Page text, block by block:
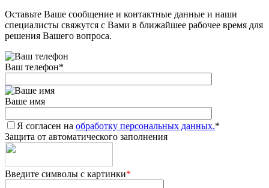
Оставьте Ваше сообщение и контактные данные и наши
специалисты свяжутся с Вами в ближайшее рабочее время для
решения Вашего вопроса.
Ваш телефон*
Ваше имя
Я согласен на обработку персональных данных.*
Защита от автоматического заполнения
Введите символы с картинки*
Добавляйте товары
в корзину
Оплачивайте сегодня только
25% картой любого банка
Получайте товар
выбранный способом
Оставшиеся75% будут